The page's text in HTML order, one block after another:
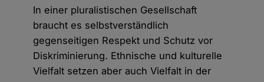
In einer pluralistischen Gesellschaft
braucht es selbstverständlich
gegenseitigen Respekt und Schutz vor
Diskriminierung. Ethnische und kulturelle
Vielfalt setzen aber auch Vielfalt in der